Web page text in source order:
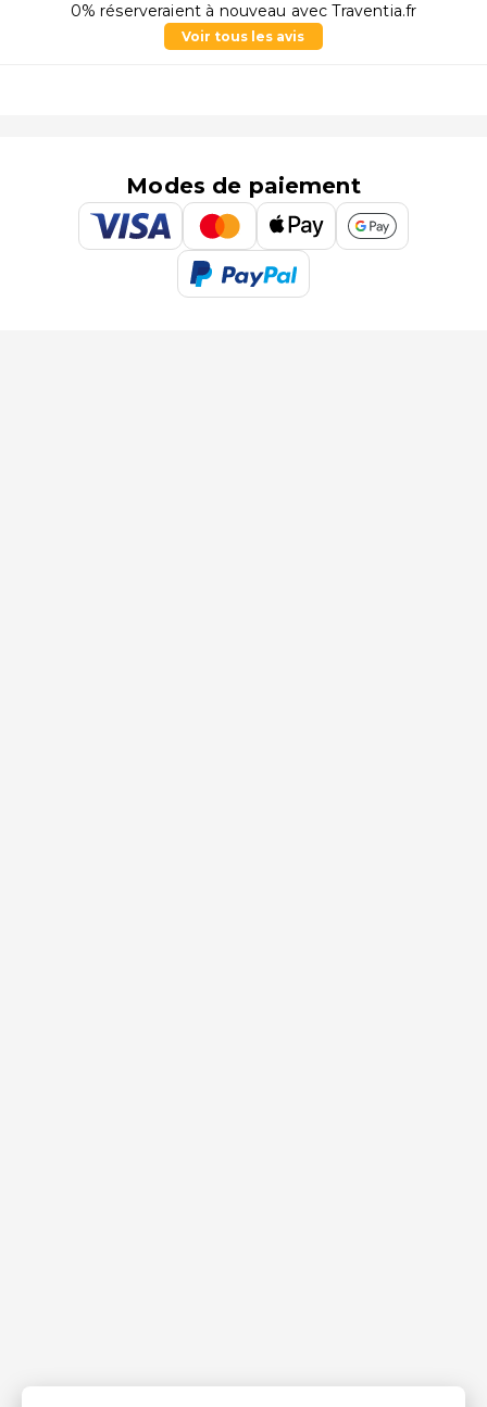
0% réserveraient à nouveau avec Traventia.fr
Voir tous les avis
Modes de paiement